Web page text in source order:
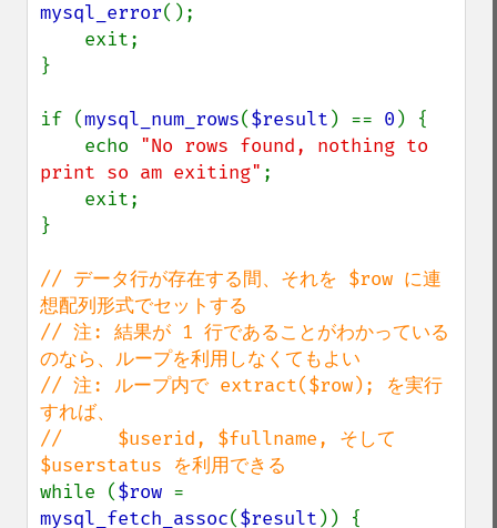
mysql_error();
}
if (mysql_num_rows($result ) == 0 ) {
    echo
"No rows found, nothing to
print so am exiting" ;
}
// データ行が存在する間、それを $row に連
想配列形式でセットする
// 注: 結果が 1 行であることがわかっている
のなら、ループを利用しなくてもよい
// 注: ループ内で extract($row); を実行
すれば、
//     $userid, $fullname, そして
while ($row
mysql_fetch_assoc($result )) {